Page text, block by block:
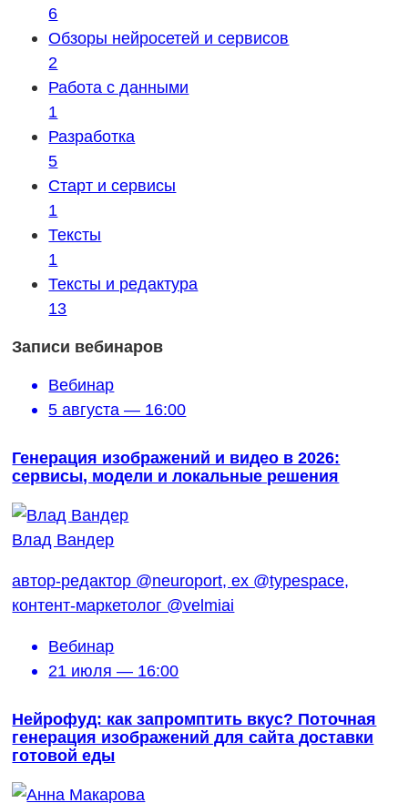
6
Обзоры нейросетей и сервисов
2
Работа с данными
1
Разработка
5
Старт и сервисы
1
Тексты
1
Тексты и редактура
13
Записи вебинаров
Вебинар
5 августа — 16:00
Генерация изображений и видео в 2026:
сервисы, модели и локальные решения
Влад Вандер
автор-редактор @neuroport, ex @typespace,
контент-маркетолог @velmiai
Вебинар
21 июля — 16:00
Нейрофуд: как запромптить вкус? Поточная
генерация изображений для сайта доставки
готовой еды